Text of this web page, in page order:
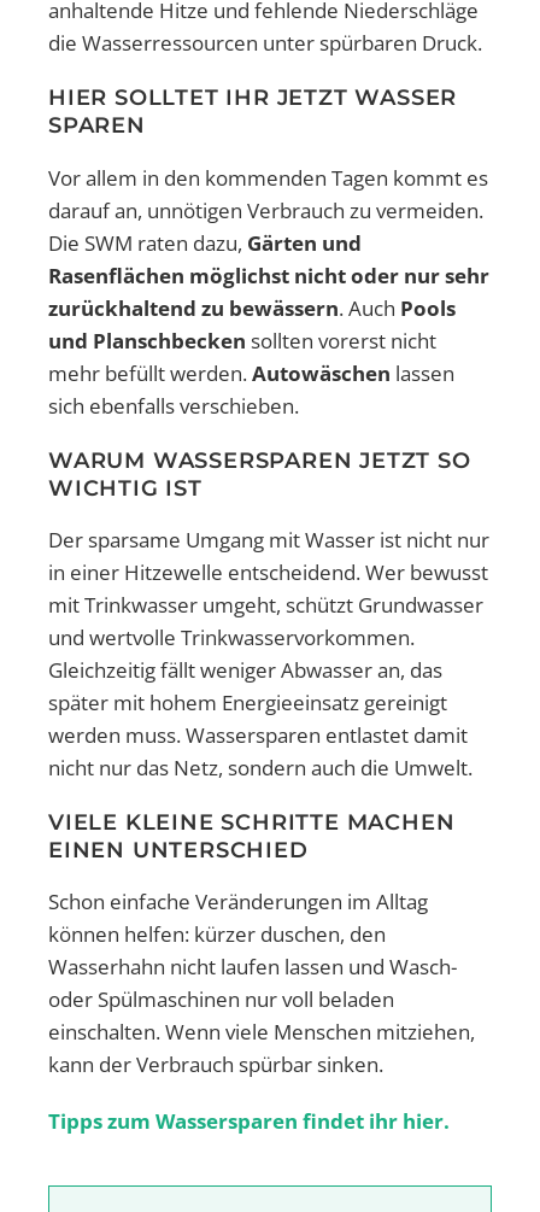
anhaltende Hitze und fehlende Niederschläge
die Wasserressourcen unter spürbaren Druck.
HIER SOLLTET IHR JETZT WASSER
SPAREN
Vor allem in den kommenden Tagen kommt es
darauf an, unnötigen Verbrauch zu vermeiden.
Die SWM raten dazu, Gärten und
Rasenflächen möglichst nicht oder nur sehr
zurückhaltend zu bewässern. Auch Pools
und Planschbecken sollten vorerst nicht
mehr befüllt werden.Autowäschen lassen
sich ebenfalls verschieben.
WARUM WASSERSPAREN JETZT SO
WICHTIG IST
Der sparsame Umgang mit Wasser ist nicht nur
in einer Hitzewelle entscheidend. Wer bewusst
mit Trinkwasser umgeht, schützt Grundwasser
und wertvolle Trinkwasservorkommen.
Gleichzeitig fällt weniger Abwasser an, das
später mit hohem Energieeinsatz gereinigt
werden muss. Wassersparen entlastet damit
nicht nur das Netz, sondern auch die Umwelt.
VIELE KLEINE SCHRITTE MACHEN
EINEN UNTERSCHIED
Schon einfache Veränderungen im Alltag
können helfen: kürzer duschen, den
Wasserhahn nicht laufen lassen und Wasch-
oder Spülmaschinen nur voll beladen
einschalten. Wenn viele Menschen mitziehen,
kann der Verbrauch spürbar sinken.
Tipps zum Wassersparen findet ihr hier.